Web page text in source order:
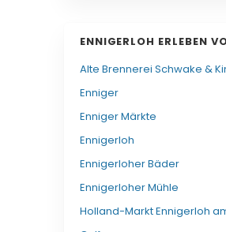
ENNIGERLOH ERLEBEN
Alte Brennerei Schwake &
Enniger
Enniger Märkte
Ennigerloh
Ennigerloher Bäder
Ennigerloher Mühle
Holland-Markt Ennigerloh